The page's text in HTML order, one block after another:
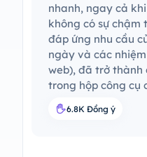
nhanh, ngay cả khi
không có sự chậm
đáp ứng nhu cầu
ngày và các nhiệm
web), đã trở thành
trong hộp công cụ
6.8K Đồng ý